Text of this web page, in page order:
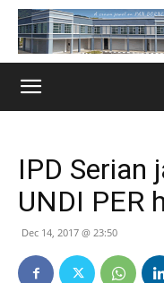
IPD Serian
UNDI PER
Dec 14, 2017 @ 23:50